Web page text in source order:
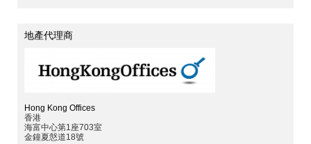
地產代理商
Hong Kong Offices
香港
海富中心第1座703室
金鐘夏慤道18號